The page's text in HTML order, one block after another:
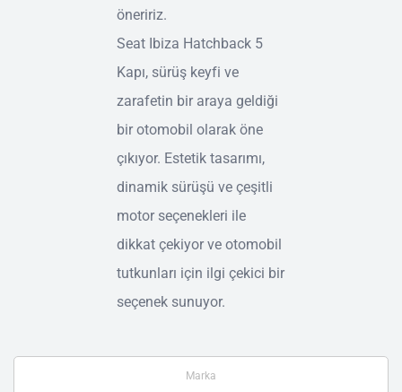
öneririz.
Seat Ibiza Hatchback 5
Kapı, sürüş keyfi ve
zarafetin bir araya geldiği
bir otomobil olarak öne
çıkıyor. Estetik tasarımı,
dinamik sürüşü ve çeşitli
motor seçenekleri ile
dikkat çekiyor ve otomobil
tutkunları için ilgi çekici bir
seçenek sunuyor.
Marka